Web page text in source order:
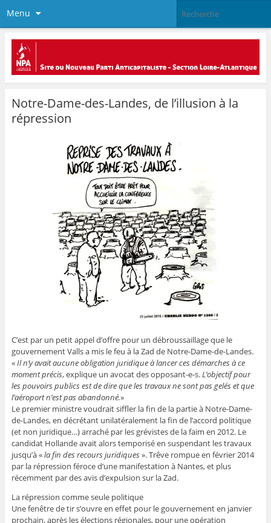
Menu
Notre-Dame-des-Landes, de l’illusion à la
répression
C’est par un petit appel d’offre pour un débroussaillage que le
gouvernement Valls a mis le feu à la Zad de Notre-Dame-de-Landes.
«Il n’y avait aucune obligation juridique à lancer ces démarches à ce
moment précis, explique un avocat des opposant-e-s.L’objectif pour
les pouvoirs publics est de dire que les travaux ne sont pas gelés et que
l’aéroport n’est pas abandonné.»
Le premier ministre voudrait siffler la fin de la partie à Notre-Dame-
de-Landes, en décrétant unilatéralement la fin de l’accord politique
(et non juridique…) arraché par les grévistes de la faim en 2012. Le
candidat Hollande avait alors temporisé en suspendant les travaux
jusqu’à «la fin des recours juridiques». Trêve rompue en février 2014
par la répression féroce d’une manifestation à Nantes, et plus
récemment par des avis d’expulsion sur la Zad.
La répression comme seule politique
Une fenêtre de tir s’ouvre en effet pour le gouvernement en janvier
prochain, après les élections régionales, pour une opération